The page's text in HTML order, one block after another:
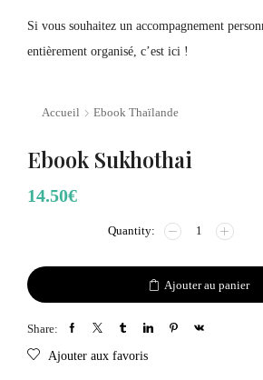
Si vous souhaitez un accompagnement
entièrement organisé, c’est ici !
Accueil Ebook Thaïlande
Ebook Sukhothai
14.50€
Ajouter au panier
Share:
Ajouter aux favoris